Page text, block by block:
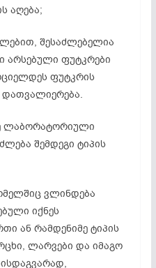
აღება;
შესაძლებელია
არსებული ფუტკრები
ფუტკრის
ლაბორატორიული
შემდეგი ტიპის
ვლინდება
იქნეს
ან რამდენიმე ტიპის
ლარვები და იმაგო